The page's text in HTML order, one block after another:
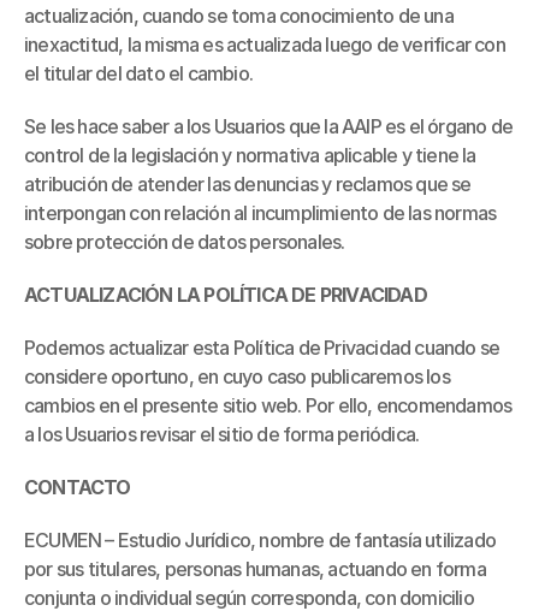
actualización, cuando se toma conocimiento de una
inexactitud, la misma es actualizada luego de verificar con
el titular del dato el cambio.
Se les hace saber a los Usuarios que la AAIP es el órgano de
control de la legislación y normativa aplicable y tiene la
atribución de atender las denuncias y reclamos que se
interpongan con relación al incumplimiento de las normas
sobre protección de datos personales.
ACTUALIZACIÓN LA POLÍTICA DE PRIVACIDAD
Podemos actualizar esta Política de Privacidad cuando se
considere oportuno, en cuyo caso publicaremos los
cambios en el presente sitio web. Por ello, encomendamos
a los Usuarios revisar el sitio de forma periódica.
CONTACTO
ECUMEN – Estudio Jurídico, nombre de fantasía utilizado
por sus titulares, personas humanas, actuando en forma
conjunta o individual según corresponda, con domicilio